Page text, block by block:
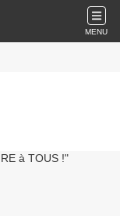
MENU